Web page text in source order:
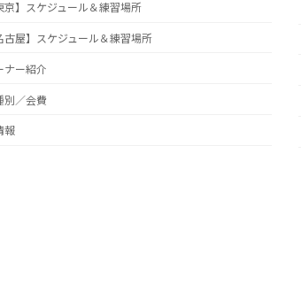
京】スケジュール＆練習場所
古屋】スケジュール＆練習場所
ナー紹介
別／会費
報